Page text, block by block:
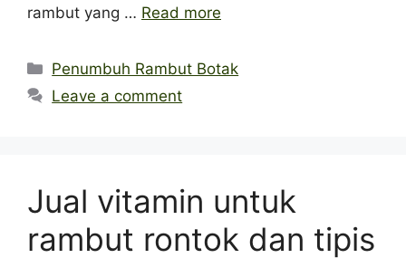
rambut yang … Read more
Categories
Penumbuh Rambut Botak
Leave a comment
Jual vitamin untuk
rambut rontok dan tipis